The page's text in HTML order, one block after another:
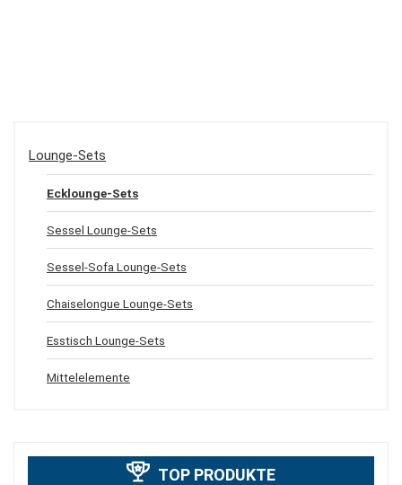
Lounge-Sets
Ecklounge-Sets
Sessel Lounge-Sets
Sessel-Sofa Lounge-Sets
Chaiselongue Lounge-Sets
Esstisch Lounge-Sets
Mittelelemente
TOP PRODUKTE